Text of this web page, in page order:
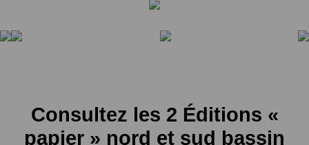
Consultez les 2 Éditions «
papier » nord et sud bassin